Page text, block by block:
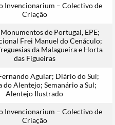
Invencionarium – Colectivo de
Criação
de Portugal, EPE;
Frei Manuel do Cenáculo;
da Malagueira e Horta
das Figueiras
Aguiar; Diário do Sul;
do Alentejo; Semanário a Sul;
Alentejo Ilustrado
Invencionarium – Colectivo de
Criação